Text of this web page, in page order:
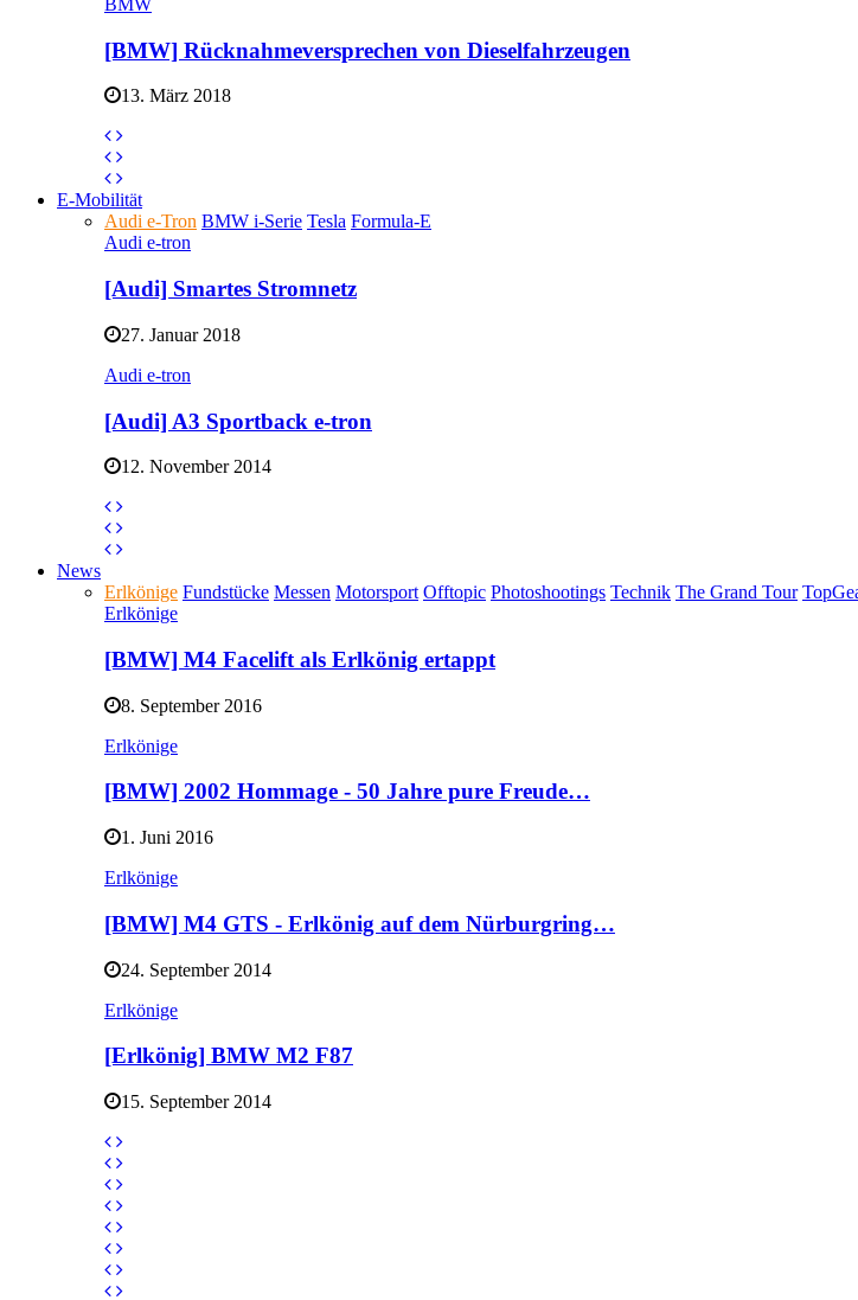
BMW
[BMW] Rücknahmeversprechen von Dieselfahrzeugen
13. März 2018
E-Mobilität
Audi e-Tron BMW i-Serie Tesla Formula-E
Audi e-tron
[Audi] Smartes Stromnetz
27. Januar 2018
Audi e-tron
[Audi] A3 Sportback e-tron
12. November 2014
News
Erlkönige Fundstücke Messen Motorsport Offtopic Photoshootings Technik The Grand Tour
Erlkönige
[BMW] M4 Facelift als Erlkönig ertappt
8. September 2016
Erlkönige
[BMW] 2002 Hommage - 50 Jahre pure Freude…
1. Juni 2016
Erlkönige
[BMW] M4 GTS - Erlkönig auf dem Nürburgring…
24. September 2014
Erlkönige
[Erlkönig] BMW M2 F87
15. September 2014